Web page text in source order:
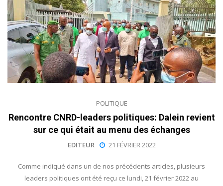
POLITIQUE
Rencontre CNRD-leaders politiques: Dalein revient
sur ce qui était au menu des échanges
EDITEUR 21 FÉVRIER 2022
Comme indiqué dans un de nos précédents articles, plusieurs
leaders politiques ont été reçu ce lundi, 21 février 2022 au